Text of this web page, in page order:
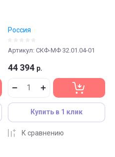
Россия
Артикул: СКФ-МФ 32.01.04-01
44 394 р.
Купить в 1 клик
К сравнению